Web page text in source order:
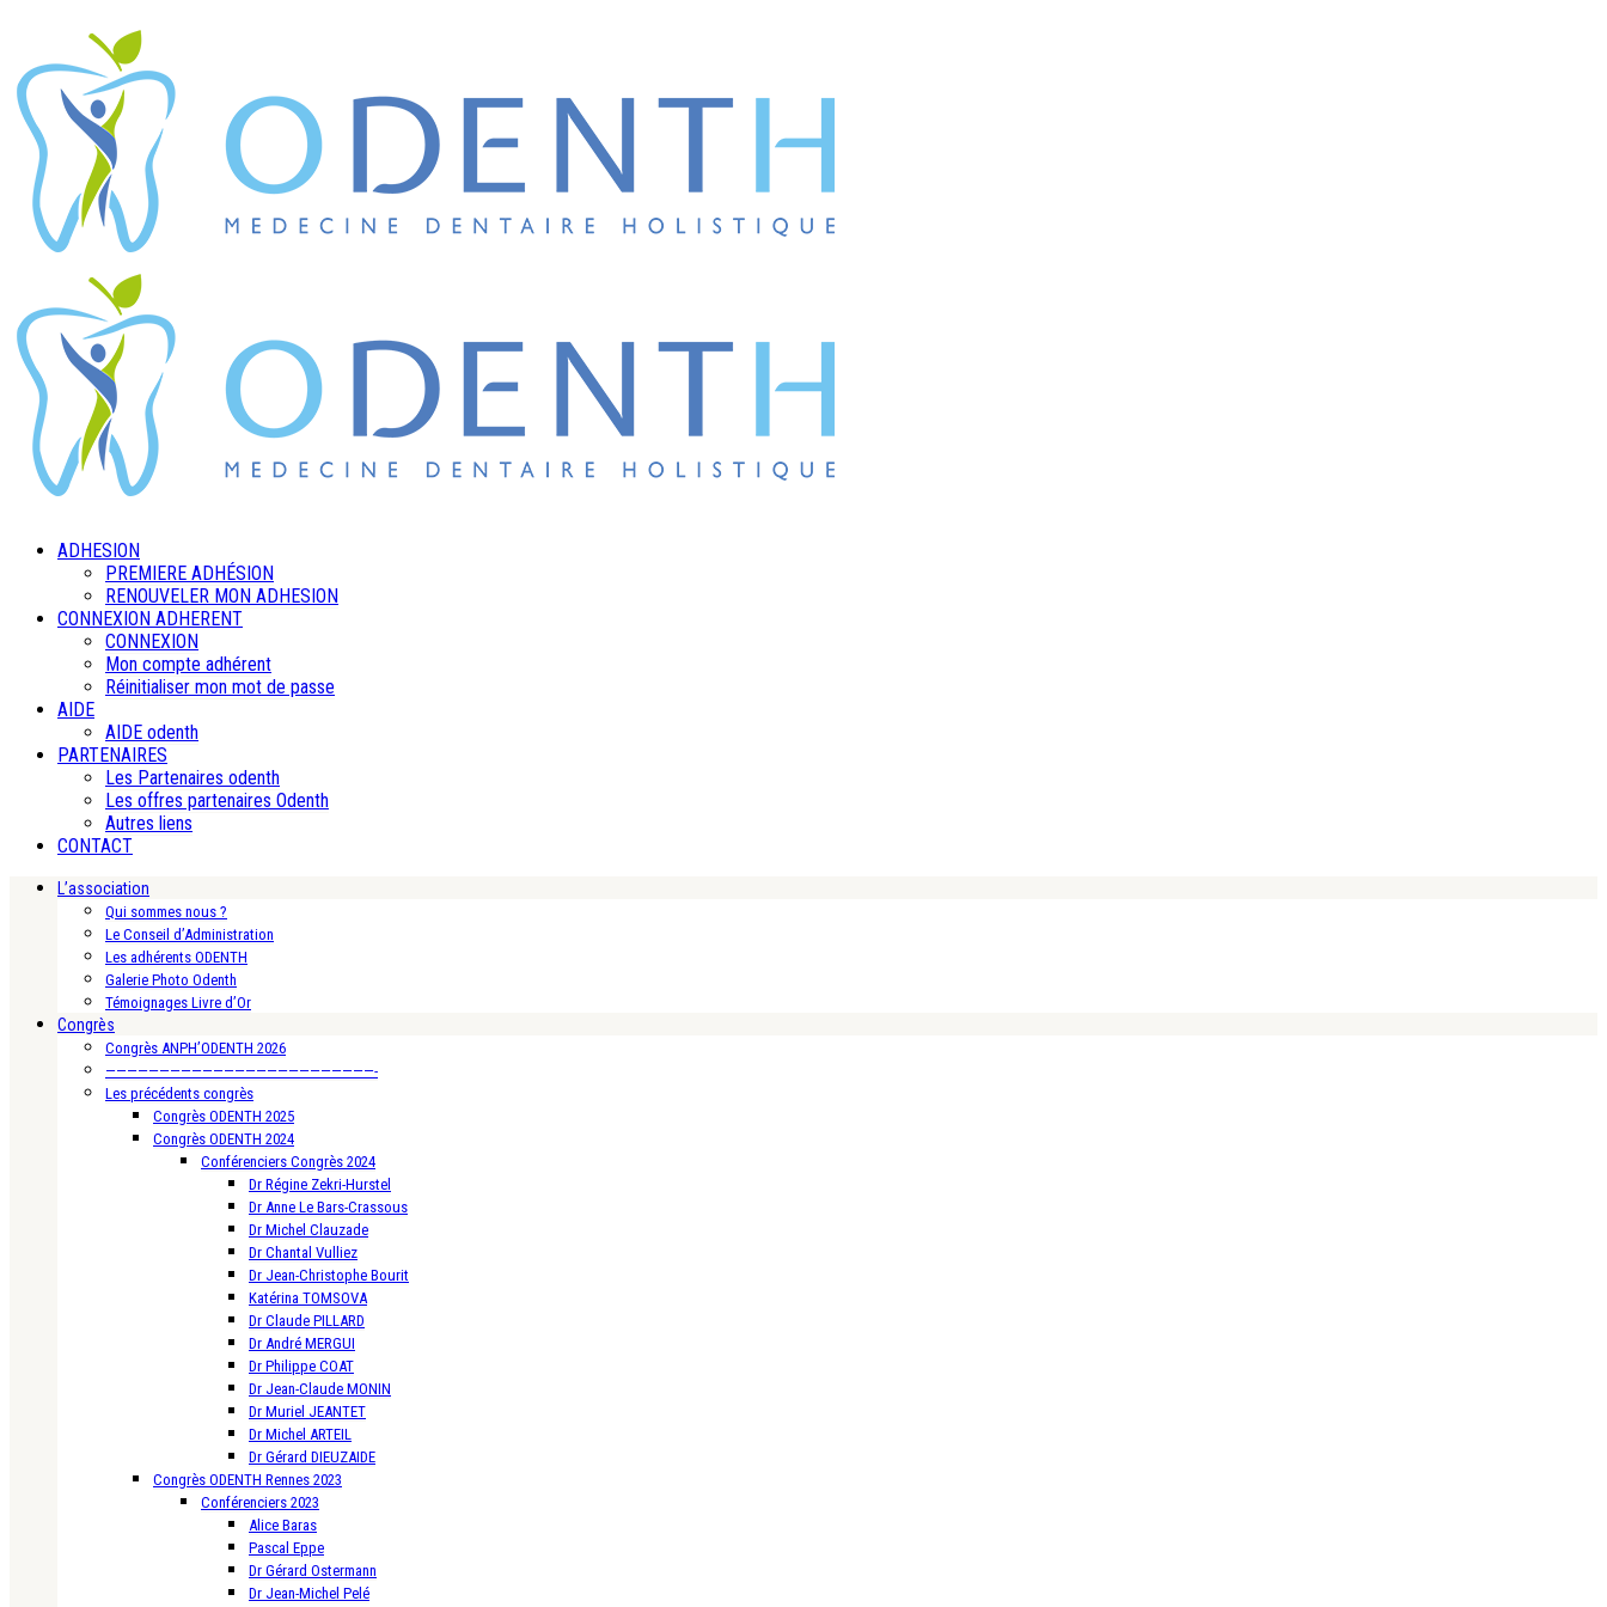
ADHESION
PREMIERE ADHÉSION
RENOUVELER MON ADHESION
CONNEXION ADHERENT
CONNEXION
Mon compte adhérent
Réinitialiser mon mot de passe
AIDE
AIDE odenth
PARTENAIRES
Les Partenaires odenth
Les offres partenaires Odenth
Autres liens
CONTACT
L’association
Qui sommes nous ?
Le Conseil d’Administration
Les adhérents ODENTH
Galerie Photo Odenth
Témoignages Livre d’Or
Congrès
Congrès ANPH’ODENTH 2026
—————————————————————————-
Les précédents congrès
Congrès ODENTH 2025
Congrès ODENTH 2024
Conférenciers Congrès 2024
Dr Régine Zekri-Hurstel
Dr Anne Le Bars-Crassous
Dr Michel Clauzade
Dr Chantal Vulliez
Dr Jean-Christophe Bourit
Katérina TOMSOVA
Dr Claude PILLARD
Dr André MERGUI
Dr Philippe COAT
Dr Jean-Claude MONIN
Dr Muriel JEANTET
Dr Michel ARTEIL
Dr Gérard DIEUZAIDE
Congrès ODENTH Rennes 2023
Conférenciers 2023
Alice Baras
Pascal Eppe
Dr Gérard Ostermann
Dr Jean-Michel Pelé